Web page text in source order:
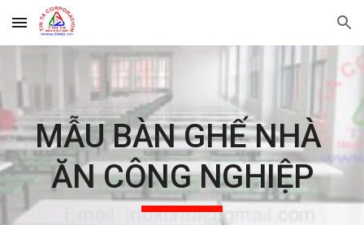
Skip to main content Skip to navigation
MẪU BÀN GHẾ NHÀ
ĂN CÔNG NGHIỆP